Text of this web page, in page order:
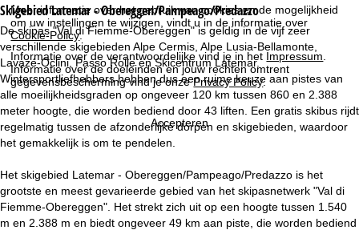
Meer informatie over het gebruik van cookies en de mogelijkheid
om uw instellingen te wijzigen, vindt u in de informatie over
Cookie-Policy.
Informatie over de verantwoordelijke vind je in het Impressum
Informatie over de doeleinden en jouw rechten omtrent
gegevensbescherming vind je onzePrivacy Policy.
Accepteren
SkigebiedLatemar - Obereggen/Pampeago/Predazzo
De skipas "Val di Fiemme-Obereggen" is geldig in de vijf zeer
verschillende skigebieden Alpe Cermis, Alpe Lusia-Bellamonte,
Lavazé-Oclini, Passo Rolle en Skicentrum Latemar.
Wintersportliefhebbers hebben dus een ruime keuze aan pistes van
alle moeilijkheidsgraden op ongeveer 120 km tussen 860 en 2.388
meter hoogte, die worden bediend door 43 liften. Een gratis skibus rijdt
regelmatig tussen de afzonderlijke dorpen en skigebieden, waardoor
het gemakkelijk is om te pendelen.
Het skigebied Latemar - Obereggen/Pampeago/Predazzo is het
grootste en meest gevarieerde gebied van het skipasnetwerk "Val di
Fiemme-Obereggen". Het strekt zich uit op een hoogte tussen 1.540
m en 2.388 m en biedt ongeveer 49 km aan piste, die worden bediend